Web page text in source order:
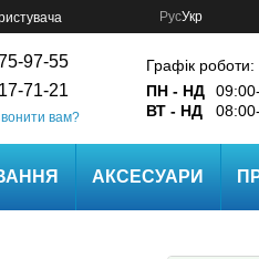
РусУкр
97-55
71-21
вам?
Графік роботи:
ПН - НД
ВТ - НД
АКСЕСУАРИ